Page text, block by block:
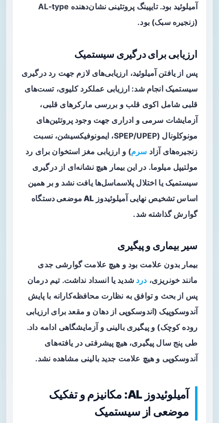
آمیلوئید بود. تایپینگ پروتئینی نشان‌دهنده AL-type
(زنجیره سبک) بود.
ارزیابی برای درگیری سیستمیک
پس از یافتن آمیلوئید، ارزیابی‌های لازم جهت رد درگیری
سیستمیک انجام شد: ارزیابی عملکرد کلیوی، تست‌های
قلبی شامل اکوی قلب و بررسی مارکرهای قلبی،
آزمایشات سرمی و ادراری جهت وجود پروتئین‌های
مونوکلونال (SPEP/UPEP، ایمونوفیکسیشن، نسبت
زنجیره‌های آزاد سرم) و ارزیابی مغز استخوان برای رد
مولتیپل میلوما. در این بیمار هیچ نشانه‌ای از درگیری
سیستمیک یا اختلال پلاسماسل‌ها یافت نشد و بر همین
اساس تشخیص نهایی
آمیلوئیدوز AL موضعی دستگاه
گوارش گذاشته شد.
سیر بیماری و پیگیری
بیمار بدون علامت بود و هیچ علامت گوارشی جدی
مانند خونریزی، درد شدید یا انسداد نداشت. تیم درمان
پس از بحث و توافق به نظارت محافظه‌کارانه با پایش
آندوسکوپیک (اندوسکوپی از دهان و مقعد برای ارزیابی
روده کوچک) و پیگیری بالینی و آزمایشگاهی ادامه داد.
طی پنج سال پیگیری، هیچ پیشرفتی در یافته‌های
آندوسکوپی و هیچ علامت جدید بالینی مشاهده نشد.
آمیلوئیدوز AL: مکانیزم و تفکیک
موضعی از سیستمیک